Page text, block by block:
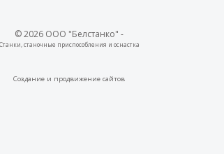
© 2026 ООО "Белстанко" -
Станки, станочные приспособления и оснастка
Создание и продвижение сайтов